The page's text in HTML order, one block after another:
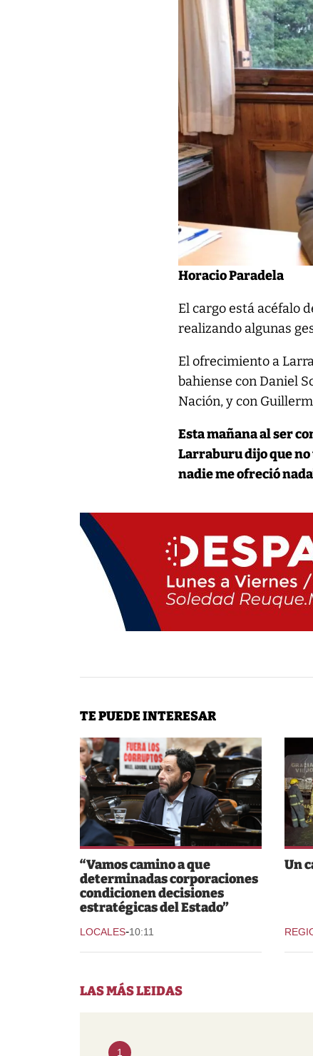
Horacio Paradela
El cargo está acéfalo
realizando algunas
El ofrecimiento a
bahiense con Daniel
Nación, y con
Esta mañana al ser
Larraburu dijo que no
nadie me ofreció
TE PUEDE INTERESAR
“Vamos camino a que
determinadas corporaciones
condicionen decisiones
estratégicas del Estado”
LOCALES-10:11
Un
LAS MÁS LEIDAS
1